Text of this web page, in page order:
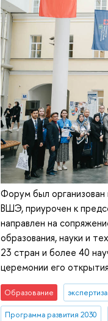
Форум был
ВШЭ, приурочен к
направлен на
образования, науки и
23 стран и более 40
церемонии его
Образование экспертиза
Программа развития 2030